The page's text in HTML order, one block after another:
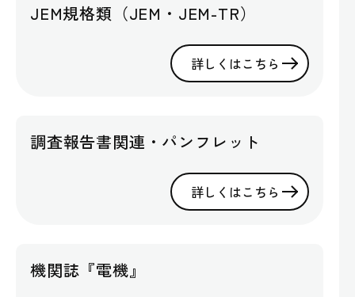
JEM規格類（JEM・JEM-TR）
詳しくはこちら
調査報告書関連・パンフレット
詳しくはこちら
機関誌『電機』